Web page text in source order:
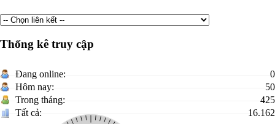
Thống kê truy cập
Đang online:
0
Hôm nay:
50
Trong tháng:
425
Tất cả:
16.162